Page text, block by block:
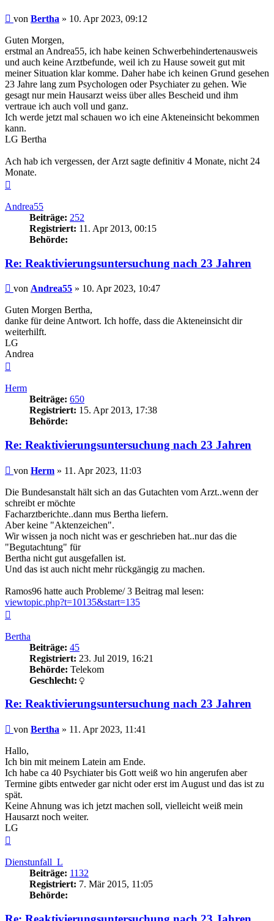
Beitrag
von Bertha » 10. Apr 2023, 09:12
Guten Morgen,
erstmal an Andrea55, ich habe keinen Schwerbehindertenausweis
und auch keine Arztbefunde, weil ich zu Hause soweit gut mit
meiner Situation klar komme. Daher habe ich keinen Grund gesehen
23 Jahre lang zum Psychologen oder Psychiater zu gehen. Wie
gesagt nur mein Hausarzt weiss über alles Bescheid und ihm
vertraue ich auch voll und ganz.
Ich werde jetzt mal schauen wo ich eine Akteneinsicht bekommen
kann.
LG Bertha
Ach hab ich vergessen, der Arzt sagte definitiv 4 Monate, nicht 24
Monate.
Andrea55
Beiträge: 252
Registriert: 11. Apr 2013, 00:15
Behörde:
Re: Reaktivierungsuntersuchung nach 23 Jahren
Beitrag
von Andrea55 » 10. Apr 2023, 10:47
Guten Morgen Bertha,
danke für deine Antwort. Ich hoffe, dass die Akteneinsicht dir
weiterhilft.
LG
Andrea
Herm
Beiträge: 650
Registriert: 15. Apr 2013, 17:38
Behörde:
Re: Reaktivierungsuntersuchung nach 23 Jahren
Beitrag
von Herm » 11. Apr 2023, 11:03
Die Bundesanstalt hält sich an das Gutachten vom Arzt..wenn der
schreibt er möchte
Facharztberichte..dann mus Bertha liefern.
Aber keine "Aktenzeichen".
Wir wissen ja noch nicht was er geschrieben hat..nur das die
"Begutachtung" für
Bertha nicht gut ausgefallen ist.
Und das ist auch nicht mehr rückgängig zu machen.
Ramos96 hatte auch Probleme/ 3 Beitrag mal lesen:
viewtopic.php?t=10135&start=135
Bertha
Beiträge: 45
Registriert: 23. Jul 2019, 16:21
Behörde: Telekom
Geschlecht:
Re: Reaktivierungsuntersuchung nach 23 Jahren
Beitrag
von Bertha » 11. Apr 2023, 11:41
Hallo,
Ich bin mit meinem Latein am Ende.
Ich habe ca 40 Psychiater bis Gott weiß wo hin angerufen aber
Termine gibts entweder gar nicht oder erst im August und das ist zu
spät.
Keine Ahnung was ich jetzt machen soll, vielleicht weiß mein
Hausarzt noch weiter.
LG
Dienstunfall_L
Beiträge: 1132
Registriert: 7. Mär 2015, 11:05
Behörde: